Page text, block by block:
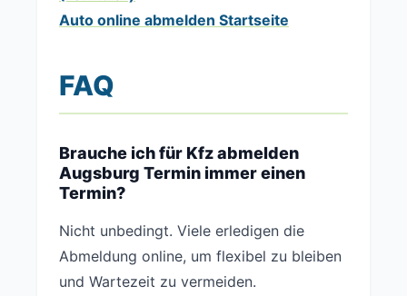
Auto online abmelden Startseite
FAQ
Brauche ich für Kfz abmelden
Augsburg Termin immer einen
Termin?
Nicht unbedingt. Viele erledigen die
Abmeldung online, um flexibel zu bleiben
und Wartezeit zu vermeiden.